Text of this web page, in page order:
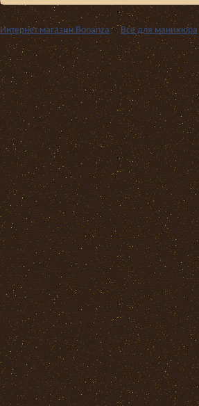
Интернет магазин Bonanza ›› Все для маникюра